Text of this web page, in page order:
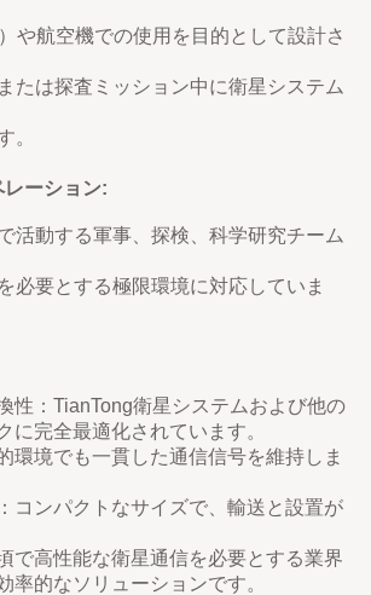
や航空機での使用を目的として設計さ
たは探査ミッション中に衛星システム
。
ーション:
活動する軍事、探検、科学研究チーム
必要とする極限環境に対応していま
性：TianTong衛星システムおよび他の
に完全最適化されています。
環境でも一貫した通信信号を維持しま
コンパクトなサイズで、輸送と設置が
で高性能な衛星通信を必要とする業界
率的なソリューションです。